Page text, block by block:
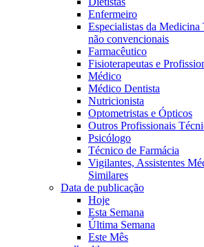
Enfermeiro
Especialistas da Medicina
não convencionais
Farmacêutico
Fisioterapeutas e
Médico
Médico Dentista
Nutricionista
Optometristas e Ópticos
Outros Profissionais
Psicólogo
Técnico de Farmácia
Vigilantes, Assistentes
Similares
Data de publicação
Hoje
Esta Semana
Última Semana
Este Mês